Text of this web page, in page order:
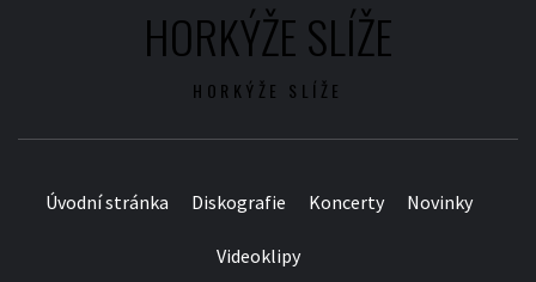
HORKÝŽE SLÍŽE
HORKÝŽE SLÍŽE
Úvodní stránka Diskografie Koncerty Novinky
Videoklipy